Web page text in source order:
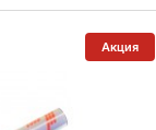
Акция